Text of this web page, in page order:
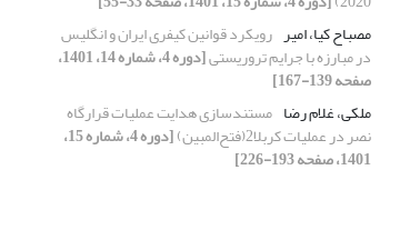
مصباح کیا، امیر رویکرد قوانین کیفری ایران و انگلیس
در مبارزه با جرایم تروریستی [دوره 4، شماره 14، 1401،
صفحه 139-167]
ملکی، غلام رضا مستند‌سازی هدایت عملیات قرارگاه
نصر در عملیات کربلا2(فتح‌المبین) [دوره 4، شماره 15،
1401، صفحه 193-226]